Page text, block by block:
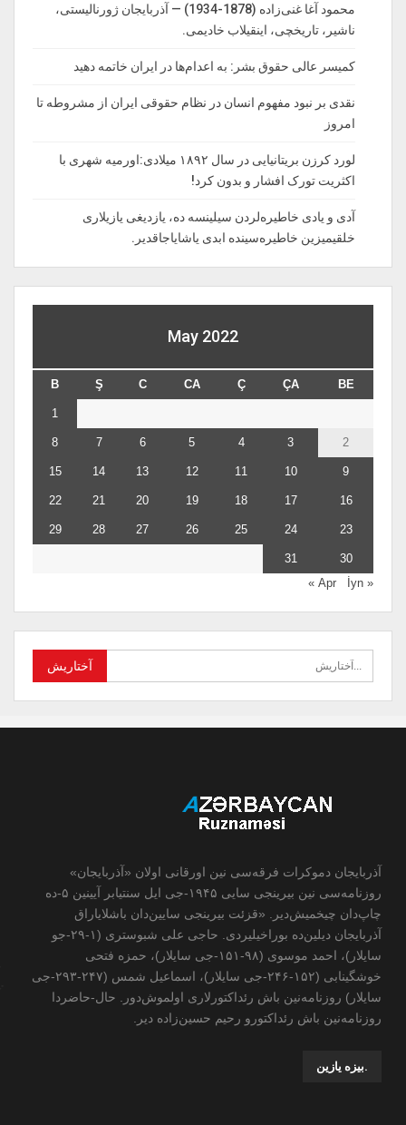
محمود آغا غنی‌زاده (1878-1934) — آذربایجان ژورنالیستی،
ناشیر، تاریخچی، اینقیلاب خادیمی.
کمیسر عالی حقوق بشر: به اعدام‌ها در ایران خاتمه دهید
نقدی بر نبود مفهوم انسان در نظام حقوقی ایران از مشروطه تا
امروز
لورد کرزن بریتانیایی در سال ۱۸۹۲ میلادی:اورمیه شهری با
اکثریت تورک افشار و بدون کرد!
آدی و یادی خاطیره‌لردن سیلینسه ده، یازدیغی یازیلاری
خلقیمیزین خاطیره‌سینده ابدی یاشایاجاقدیر.
May 2022
BE
ÇA
Ç
CA
C
Ş
B
10
11
12
13
14
15
16
17
18
19
20
21
22
23
24
25
26
27
28
29
30
31
« Apr
İyn »
آذربایجان دموکرات فرقه‌سی نین اورقانی اولان «آذربایجان»
روزنامه‌سی نین بیرینجی سایی ۱۹۴۵-جی ایل سنتیابر آیینین ۵-ده
چاپ‌دان چیخمیش‌دیر. «قزئت بیرینجی سایین‌دان باشلایاراق
آذربایجان دیلین‌ده بوراخیلیردی. حاجی علی شبوستری (۱-۲۹-جو
سایلار)، احمد موسوی (۹۸-۱۵۱-جی سایلار)، حمزه فتحی
خوشگینابی (۱۵۲-۲۴۶-جی سایلار)، اسماعیل شمس (۲۴۷-۲۹۳-جی
سایلار) روزنامه‌نین باش رئداکتورلاری اولموش‌دور. حال-حاضردا
روزنامه‌نین باش رئداکتورو رحیم حسین‌زاده ‌دیر.
.بیزه یازین